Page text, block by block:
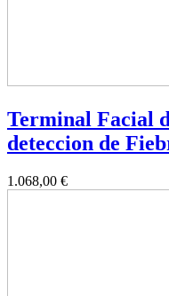
Terminal Facial
deteccion de
1.068,00 €